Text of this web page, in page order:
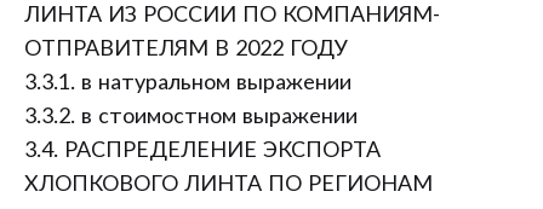
ЛИНТА ИЗ РОССИИ ПО КОМПАНИЯМ-
ОТПРАВИТЕЛЯМ В 2022 ГОДУ
3.3.1. в натуральном выражении
3.3.2. в стоимостном выражении
3.4. РАСПРЕДЕЛЕНИЕ ЭКСПОРТА
ХЛОПКОВОГО ЛИНТА ПО РЕГИОНАМ